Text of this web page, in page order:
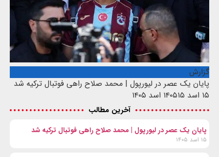
گزارش
پایان یک عصر در لیورپول | محمد صلاح راهی فوتبال ترکیه شد
۱۵ اسد ۱۴۰۵
۱۵ اسد ۱۴۰۵
آخرین مطالب
پایان یک عصر در لیورپول | محمد صلاح راهی فوتبال ترکیه شد
۱۵ اسد ۱۴۰۵